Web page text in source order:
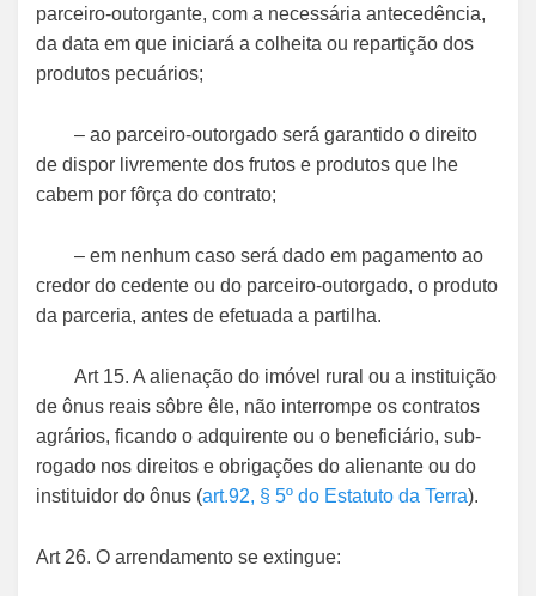
parceiro-outorgante, com a necessária antecedência,
da data em que iniciará a colheita ou repartição dos
produtos pecuários;
– ao parceiro-outorgado será garantido o direito
de dispor livremente dos frutos e produtos que lhe
cabem por fôrça do contrato;
– em nenhum caso será dado em pagamento ao
credor do cedente ou do parceiro-outorgado, o produto
da parceria, antes de efetuada a partilha.
Art 15. A alienação do imóvel rural ou a instituição
de ônus reais sôbre êle, não interrompe os contratos
agrários, ficando o adquirente ou o beneficiário, sub-
rogado nos direitos e obrigações do alienante ou do
instituidor do ônus (art.92, § 5º do Estatuto da Terra).
Art 26. O arrendamento se extingue: